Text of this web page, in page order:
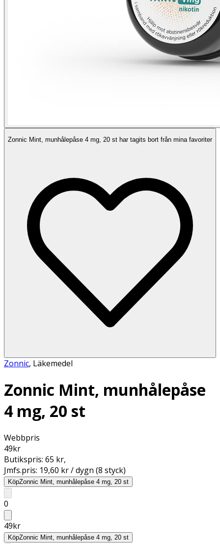
Zonnic Mint, munhålepåse 4 mg, 20 st har tagits bort från mina favoriter
Zonnic, Läkemedel
Zonnic Mint, munhålepåse
4 mg, 20 st
Webbpris
49kr
Butikspris: 65 kr,
Jmfs.pris: 19,60 kr / dygn (8 styck)
KöpZonnic Mint, munhålepåse 4 mg, 20 st
0
49kr
KöpZonnic Mint, munhålepåse 4 mg, 20 st